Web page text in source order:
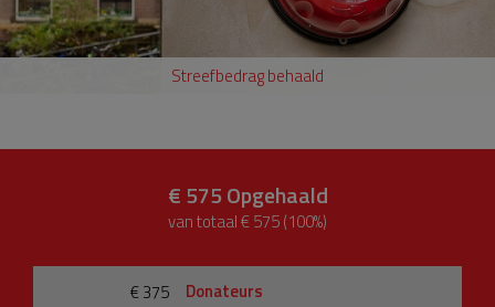
Streefbedrag behaald
€ 575Opgehaald
van totaal € 575 (100%)
€ 375
Donateurs